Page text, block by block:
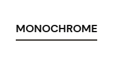
MONOCHROME